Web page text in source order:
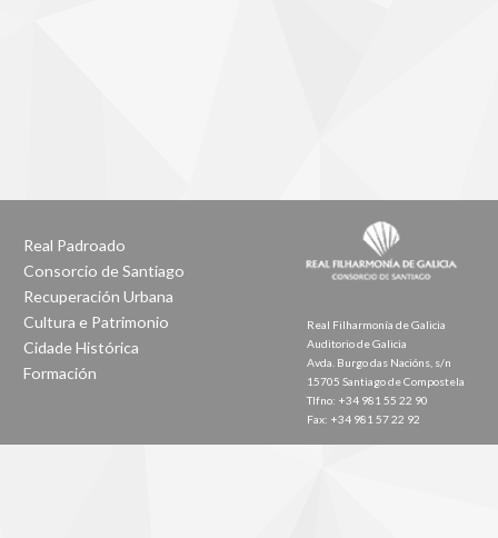
Real Padroado
Consorcio de Santiago
Recuperación Urbana
Cultura e Patrimonio
Cidade Histórica
Formación
Real Filharmonía de Galicia
Auditorio de Galicia
Avda. Burgo das Nacións, s/n
15705 Santiago de Compostela
Tlfno: +34 981 55 22 90
Fax: +34 981 57 22 92